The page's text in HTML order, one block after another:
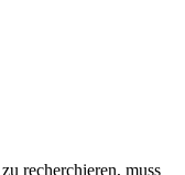
recherchieren, muss